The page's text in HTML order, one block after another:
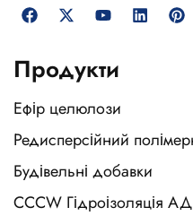
Продукти
Ефір целюлози
Редисперсійний
Будівельні добавки
CCCW Гідроізоляція АД